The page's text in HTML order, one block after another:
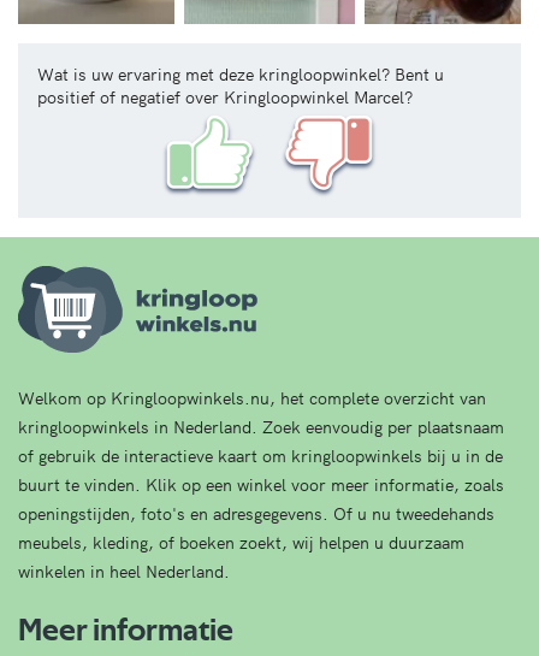
Wat is uw ervaring met deze kringloopwinkel? Bent u
positief of negatief over Kringloopwinkel Marcel?
Welkom op Kringloopwinkels.nu, het complete overzicht van
kringloopwinkels in Nederland. Zoek eenvoudig per plaatsnaam
of gebruik de interactieve kaart om kringloopwinkels bij u in de
buurt te vinden. Klik op een winkel voor meer informatie, zoals
openingstijden, foto's en adresgegevens. Of u nu tweedehands
meubels, kleding, of boeken zoekt, wij helpen u duurzaam
winkelen in heel Nederland.
Meer informatie